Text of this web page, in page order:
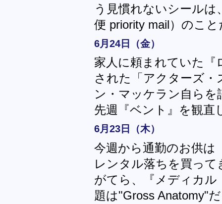
う見慣れないシールは
便 priority mail）のこ
6月24日（金）
家人に頼まれていた『
された「アクターズ
ン・マッケラン自ら
先週『ベント』を観直
6月23日（木）
今週から通勤のお供は
レンタル落ちを買っ
がてら、『メディカル
題は"Gross Anatomy"